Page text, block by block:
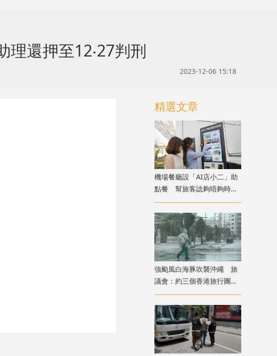
還押至12‧27判刑
2023-12-06 15:18
精選文章
機場餐廳設「AI店小二」助
點餐 幫旅客諗夠唔夠時間
食完先上機
強颱風白海豚吹襲沖繩 旅
議會：約三個香港旅行團在
當地全部安全